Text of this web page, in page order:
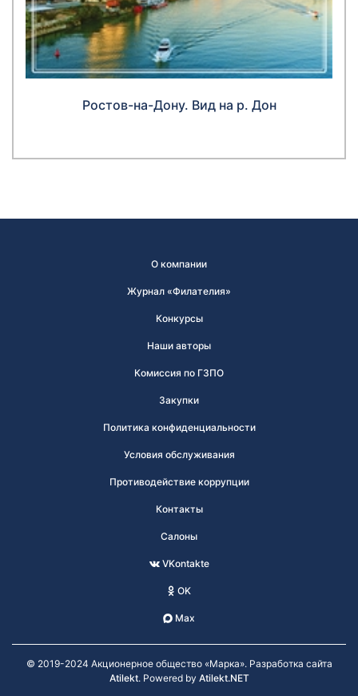
Ростов-на-Дону. Вид на р. Дон
О компании
Журнал «Филателия»
Конкурсы
Наши авторы
Комиссия по ГЗПО
Закупки
Политика конфиденциальности
Условия обслуживания
Противодействие коррупции
Контакты
Салоны
VKontakte
OK
Max
© 2019-2024 Акционерное общество «Марка». Разработка сайта
Atilekt. Powered by Atilekt.NET